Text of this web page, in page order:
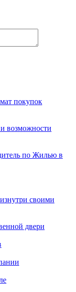
покупок
возможности
по Жилью в
своими
двери